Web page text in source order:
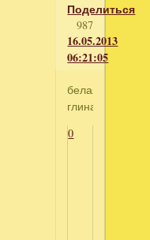
Поделиться
987
16.05.2013
06:21:05
белая
глина
0